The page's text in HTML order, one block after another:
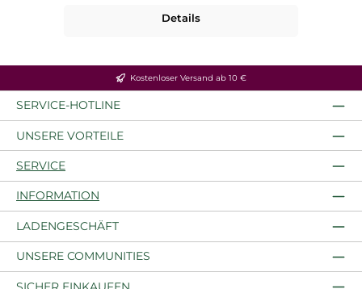
Details
Kostenloser Versand ab 10 €
SERVICE-HOTLINE
UNSERE VORTEILE
SERVICE
INFORMATION
LADENGESCHÄFT
UNSERE COMMUNITIES